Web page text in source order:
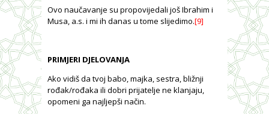
Ovo naučavanje su propovijedali još Ibrahim i
Musa, a.s. i mi ih danas u tome slijedimo.[9]
PRIMJERI DJELOVANJA
Ako vidiš da tvoj babo, majka, sestra, bližnji
rođak/rođaka ili dobri prijatelje ne klanjaju,
opomeni ga najljepši način.